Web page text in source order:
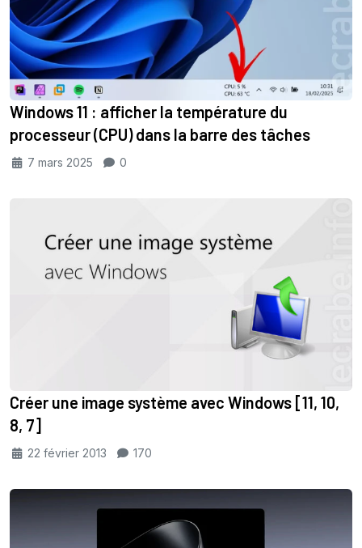
Windows 11 : afficher la température du
processeur (CPU) dans la barre des tâches
7 mars 2025 0
Créer une image système avec Windows [11, 10,
8, 7]
22 février 2013 170